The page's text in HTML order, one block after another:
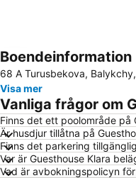
Förstora kartan
Boendeinformation
68 A Turusbekova,
Visa mer
Vanliga frågor om
Finns det ett poolområde på
Är husdjur tillåtna på
Finns det parkering
Var är Guesthouse Klara
Vad är avbokningspolicyn